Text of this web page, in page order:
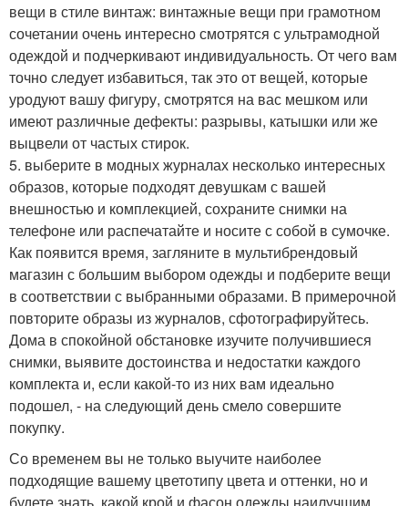
вещи в стиле винтаж: винтажные вещи при грамотном
сочетании очень интересно смотрятся с ультрамодной
одеждой и подчеркивают индивидуальность. От чего вам
точно следует избавиться, так это от вещей, которые
уродуют вашу фигуру, смотрятся на вас мешком или
имеют различные дефекты: разрывы, катышки или же
выцвели от частых стирок.
5. выберите в модных журналах несколько интересных
образов, которые подходят девушкам с вашей
внешностью и комплекцией, сохраните снимки на
телефоне или распечатайте и носите с собой в сумочке.
Как появится время, загляните в мультибрендовый
магазин с большим выбором одежды и подберите вещи
в соответствии с выбранными образами. В примерочной
повторите образы из журналов, сфотографируйтесь.
Дома в спокойной обстановке изучите получившиеся
снимки, выявите достоинства и недостатки каждого
комплекта и, если какой-то из них вам идеально
подошел, - на следующий день смело совершите
покупку.
Со временем вы не только выучите наиболее
подходящие вашему цветотипу цвета и оттенки, но и